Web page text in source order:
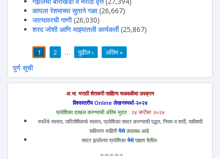
कापला रेशमाच्या सुताने गळा (26,667)
जात्यावरची गाणी (26,030)
शरद जोशी आणि माझ्यातली कार्यकर्ती (25,867)
1 2 … पुढील › अंतिम »
पुर्ण सूची
अ.भा. मराठी शेतकरी साहित्य चळवळीचा उपक्रम
विश्वस्तरीय Online लेखनस्पर्धा-२०२४
प्रवेशिका दाखल करण्याची अंतिम मुदत : २४ सप्टेंबर २०२४
स्पर्धेचे स्वरूप, पारितोषिकाचे स्वरूप, प्रवेशिका सादर करण्याची पद्धत, नियम व शर्ती, याविषयी
सविस्तर माहितीयेथेउपलब्ध आहे.
सादर झालेल्या प्रवेशिकायेथेपाहता येतील.
=-=-=-=-=